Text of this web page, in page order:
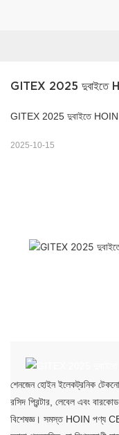
GITEX 2025 দুবাইতে
GITEX 2025 দুবাইতে HOIN
2025-10-15
শেনজেন হোইন ইলেকট্রনিক
রসিদ প্রিন্টার, লেবেল এবং বারকোড
বিশেষজ্ঞ। সমস্ত HOIN